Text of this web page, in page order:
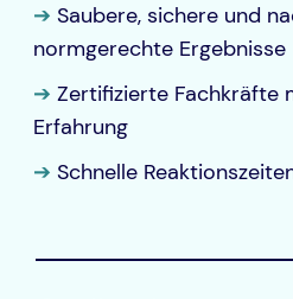
➔ Saubere, sichere und
normgerechte Ergebnisse
➔ Zertifizierte Fachkräfte
Erfahrung
➔ Schnelle